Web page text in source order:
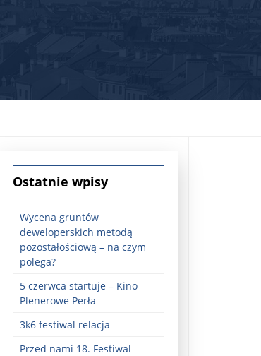
Dzień 1254 ...
świata ...
Ostatnie wpisy
Wycena gruntów
deweloperskich metodą
pozostałościową – na czym
polega?
5 czerwca startuje – Kino
Plenerowe Perła
3k6 festiwal relacja
Przed nami 18. Festiwal